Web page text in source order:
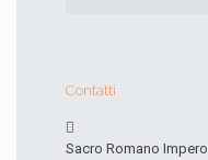
Contatti
Sacro Romano Impero